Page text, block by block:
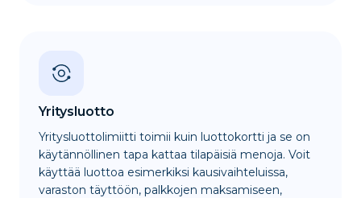
Yritysluotto
Yritysluottolimiitti toimii kuin luottokortti ja se on
käytännöllinen tapa kattaa tilapäisiä menoja. Voit
käyttää luottoa esimerkiksi kausivaihteluissa,
varaston täyttöön, palkkojen maksamiseen,